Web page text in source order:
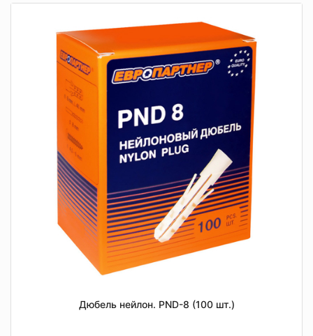
Дюбель нейлон. PND-8 (100 шт.)